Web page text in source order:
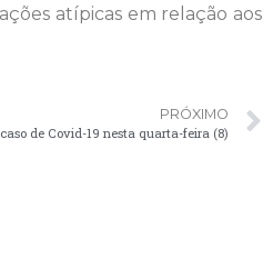
atípicas em relação aos
PRÓXIMO
de Covid-19 nesta quarta-feira (8)